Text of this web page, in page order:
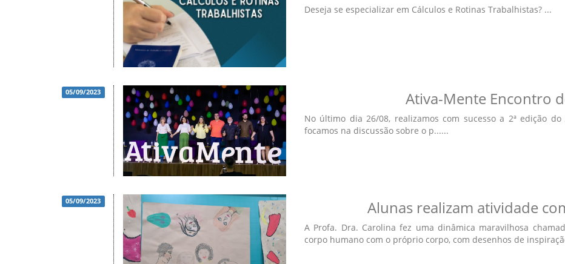
Deseja se especializar em Cálculos e Rotinas Trabalhistas? ...
05/09/2023 Ativa-Mente Encontro
No último dia 26/08, realizamos com sucesso a 2ª edição
focamos na discussão sobre o p......
05/09/2023 Alunas realizam atividade
A Profa. Dra. Carolina fez uma dinâmica maravilhosa
corpo humano com o próprio corpo, com desenhos de